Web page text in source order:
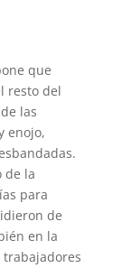
que
resto del
las
enojo,
de la
para
de
en la
trabajadores